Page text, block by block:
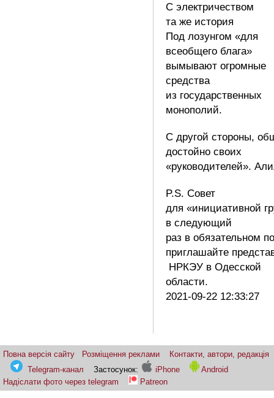
С электричеством
та же история
Под лозунгом «для
всеобщего блага»
вымывают огромные
средства
из государственных
монополий.
С другой стороны,
достойно своих
«руководителей».
P.S. Совет
для «инициативной
в следующий
раз в обязательном
приглашайте
НРКЭУ в Одесской
области.
2021-09-22 12:33:27
Повна версія сайту Розміщення реклами
Контакти, автори, редакція
Telegram-канал
Застосунок: iPhone
Android
Надіслати фото через telegram
Patreon